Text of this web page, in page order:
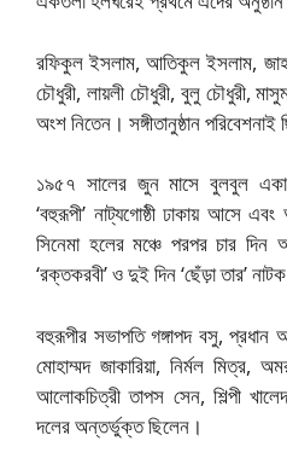
রফিকুল ইসলাম, আতিকুল ইসলাম,
চৌধুরী, লায়লী চৌধুরী, বুলু চৌধুরী,
অংশ নিতেন। সঙ্গীতানুষ্ঠান
১৯৫৭ সালের জুন মাসে বুলবুল
‘বহুরূপী’ নাট্যগোষ্ঠী ঢাকায় আসে
সিনেমা হলের মঞ্চে পরপর চার দিন
‘রক্তকরবী’ ও দুই দিন ‘ছেঁড়া তার’
বহুরূপীর সভাপতি গঙ্গাপদ বসু,
মোহাম্মদ জাকারিয়া, নির্মল মিত্র,
আলোকচিত্রী তাপস সেন, শিল্পী
দলের অন্তর্ভুক্ত ছিলেন।